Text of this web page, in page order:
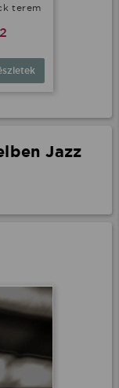
terem
Jazz